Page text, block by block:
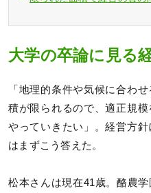
大学の卒論に見る
「地理的条件や気候に合わ
積が限られるので、適正規
やっていきたい」。経営方
はまずこう答えた。
松本さんは現在41歳。酪農